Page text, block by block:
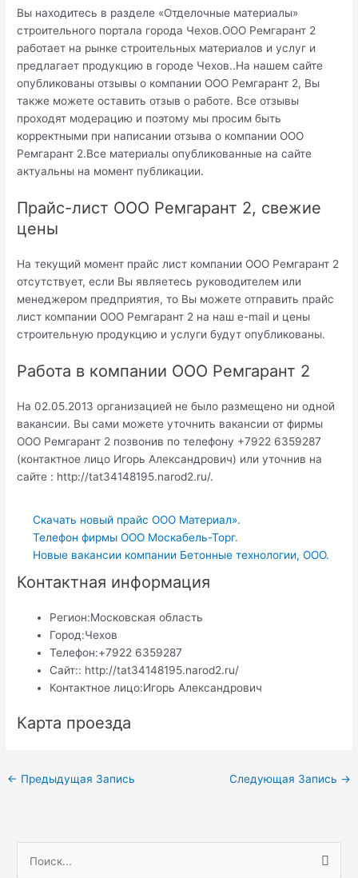
Вы находитесь в разделе «Отделочные материалы»
строительного портала города Чехов.ООО Ремгарант 2
работает на рынке строительных материалов и услуг и
предлагает продукцию в городе Чехов..На нашем сайте
опубликованы отзывы о компании ООО Ремгарант 2, Вы
также можете оставить отзыв о работе. Все отзывы
проходят модерацию и поэтому мы просим быть
корректными при написании отзыва о компании ООО
Ремгарант 2.Все материалы опубликованные на сайте
актуальны на момент публикации.
Прайс-лист ООО Ремгарант 2, свежие
цены
На текущий момент прайс лист компании ООО Ремгарант 2
отсутствует, если Вы являетесь руководителем или
менеджером предприятия, то Вы можете отправить прайс
лист компании ООО Ремгарант 2 на наш e-mail и цены
строительную продукцию и услуги будут опубликованы.
Работа в компании ООО Ремгарант 2
На 02.05.2013 организацией не было размещено ни одной
вакансии. Вы сами можете уточнить вакансии от фирмы
ООО Ремгарант 2 позвонив по телефону +7922 6359287
(контактное лицо Игорь Александрович) или уточнив на
сайте : http://tat34148195.narod2.ru/.
Скачать новый прайс ООО Материал».
Телефон фирмы ООО Москабель-Торг.
Новые вакансии компании Бетонные технологии, ООО.
Контактная информация
Регион:Московская область
Город:Чехов
Телефон:+7922 6359287
Сайт:: http://tat34148195.narod2.ru/
Контактное лицо:Игорь Александрович
Карта проезда
Навигация
← Предыдущая Запись Следующая Запись →